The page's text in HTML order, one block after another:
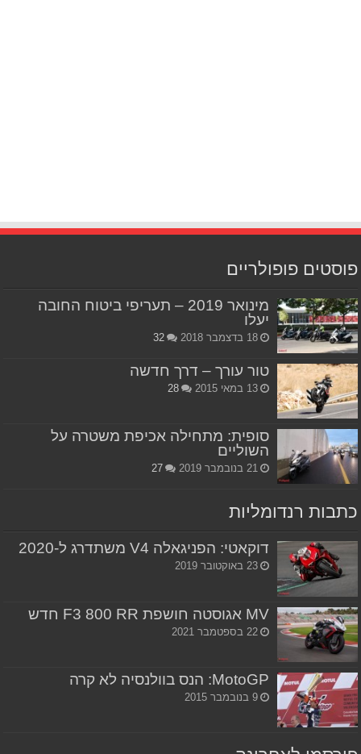
פוסטים פופולריים
מינואר 2019 – תעריפי ביטוח החובה
יעלו
18 בדצמבר 2018 32
טור עורך – דרך חדשה
13 במאי 2015 28
סופית: מתחילה אכיפת משטרה על
השוליים
21 בנובמבר 2019 27
כתבות רנדומליות
דוקאטי: הפניגאלה V4 משתדרג ל-2020
23 באוקטובר 2019
MV אגוסטה חושפת F3 800 RR חדש
22 בספטמבר 2021
MotoGP: הנס בוולנסיה לא קרה
9 בנובמבר 2015